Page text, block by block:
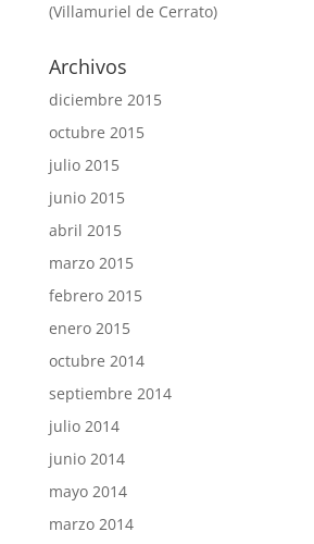
(Villamuriel de Cerrato)
Archivos
diciembre 2015
octubre 2015
julio 2015
junio 2015
abril 2015
marzo 2015
febrero 2015
enero 2015
octubre 2014
septiembre 2014
julio 2014
junio 2014
mayo 2014
marzo 2014